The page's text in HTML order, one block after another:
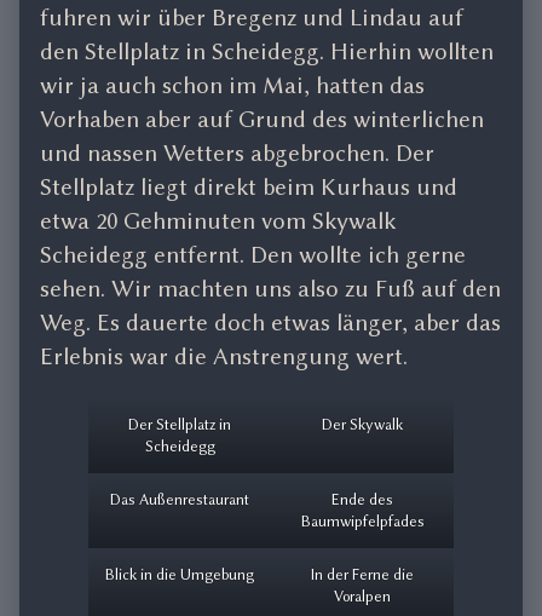
fuhren wir über Bregenz und Lindau auf
den Stellplatz in Scheidegg. Hierhin wollten
wir ja auch schon im Mai, hatten das
Vorhaben aber auf Grund des winterlichen
und nassen Wetters abgebrochen. Der
Stellplatz liegt direkt beim Kurhaus und
etwa 20 Gehminuten vom Skywalk
Scheidegg entfernt. Den wollte ich gerne
sehen. Wir machten uns also zu Fuß auf den
Weg. Es dauerte doch etwas länger, aber das
Erlebnis war die Anstrengung wert.
Der Stellplatz in
Scheidegg
Der Skywalk
Das Außenrestaurant
Ende des
Baumwipfelpfades
Blick in die Umgebung
In der Ferne die
Voralpen